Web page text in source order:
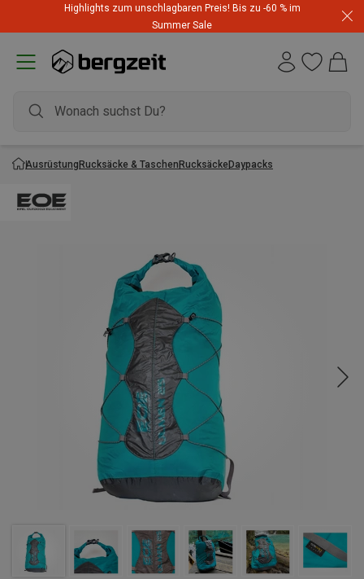
Highlights zum unschlagbaren Preis! Bis zu -60 % im
Summer Sale
AusrüstungRucksäcke & TaschenRucksäckeDaypacks